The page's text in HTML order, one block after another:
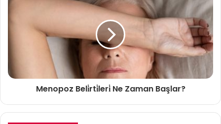
Menopoz Beli̇rti̇leri̇ Ne Zaman Başlar?